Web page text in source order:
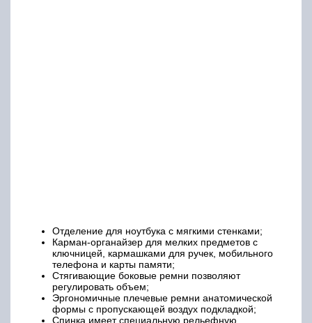
Отделение для ноутбука с мягкими стенками;
Карман-органайзер для мелких предметов с
ключницей, кармашками для ручек, мобильного
телефона и карты памяти;
Стягивающие боковые ремни позволяют
регулировать объем;
Эргономичные плечевые ремни анатомической
формы с пропускающей воздух подкладкой;
Спинка имеет специальную рельефную